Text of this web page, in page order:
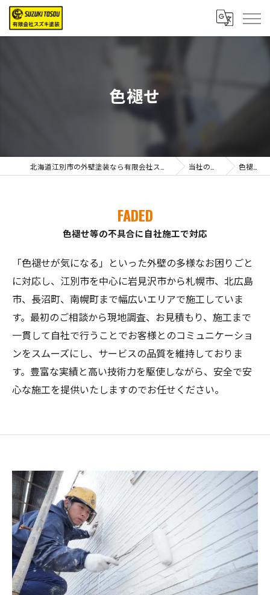
色褪せ
当社の特徴 色褪せ
色褪せ等の不具合に自社施工で対応
FADED
「色褪せが気になる」といった外壁の多様なお困りごと
に対応し、江別市を中心に岩見沢市から札幌市、北広島
市、長沼町、南幌町まで幅広いエリアで施工していま
す。最初のご相談から現地調査、お見積もり、施工まで
一貫して自社で行うことでお客様とのコミュニケーショ
ンをスムーズにし、サービスの品質を維持しておりま
す。豊富な実績と高い技術力を駆使しながら、安全で安
心な施工を提供いたしますのでお任せください。